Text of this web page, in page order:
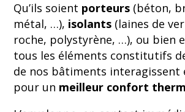
Qu’ils soient porteurs (béton,
métal, …), isolants (laines de
roche, polystyrène, …), ou bien
tous les éléments constitutifs
de nos bâtiments interagissent
pour un meilleur confort